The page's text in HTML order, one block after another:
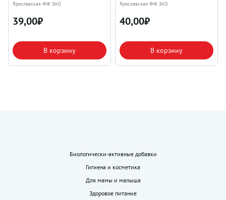
Ярославская ФФ ЗАО
39,00₽
В корзину
Ярославская ФФ ЗАО
40,00₽
В корзину
Биологически-активные добавки
Гигиена и косметика
Для мамы и малыша
Здоровое питание